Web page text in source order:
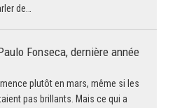
de…
Fonseca, dernière année
plutôt en mars, même si les
pas brillants. Mais ce qui a